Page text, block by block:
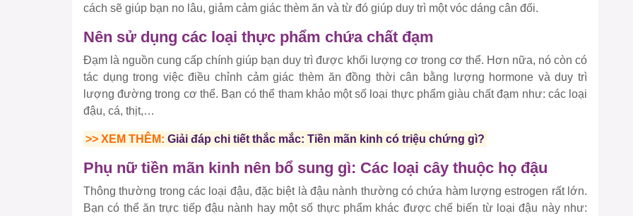
cách sẽ giúp bạn no lâu, giảm cảm giác thèm ăn và từ đó giúp duy trì một vóc dáng cân đối.
Nên sử dụng các loại thực phẩm chứa chất đạm
Đạm là nguồn cung cấp chính giúp bạn duy trì được khối lượng cơ trong cơ thể. Hơn nữa, nó còn có
tác dụng trong việc điều chỉnh cảm giác thèm ăn đồng thời cân bằng lượng hormone và duy trì
lượng đường trong cơ thể. Bạn có thể tham khảo một số loại thực phẩm giàu chất đạm như: các loại
đậu, cá, thịt,…
>> XEM THÊM:Giải đáp chi tiết thắc mắc: Tiền mãn kinh có triệu chứng gì?
Phụ nữ tiền mãn kinh nên bổ sung gì: Các loại cây thuộc họ đậu
Thông thường trong các loại đậu, đặc biệt là đậu nành thường có chứa hàm lượng estrogen rất lớn.
Bạn có thể ăn trực tiếp đậu nành hay một số thực phẩm khác được chế biến từ loại đậu này như: